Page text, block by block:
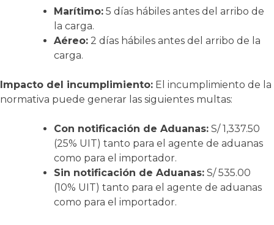
Marítimo: 5 días hábiles antes del arribo de
la carga.
Aéreo: 2 días hábiles antes del arribo de la
carga.
Impacto del incumplimiento: El incumplimiento de la
normativa puede generar las siguientes multas:
Con notificación de Aduanas: S/ 1,337.50
(25% UIT) tanto para el agente de aduanas
como para el importador.
Sin notificación de Aduanas: S/ 535.00
(10% UIT) tanto para el agente de aduanas
como para el importador.